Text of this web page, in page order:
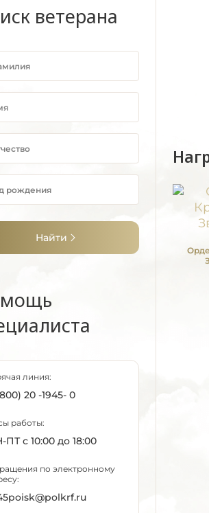
ветерана
Найти
линия:
20 -1945- 0
работы:
ПТ с 10:00 до 18:00
по электронному